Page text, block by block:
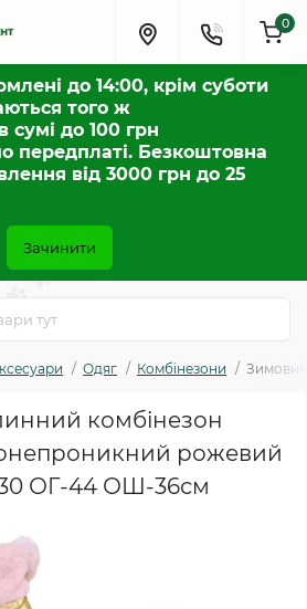
до 14:00, крім суботи
того ж
сумі до 100 грн
передплаті. Безкоштовна
від 3000 грн до 25
Зачинити
0
Одяг Комбінезони
комбінезон
рожевий
ОГ-44 ОШ-36см